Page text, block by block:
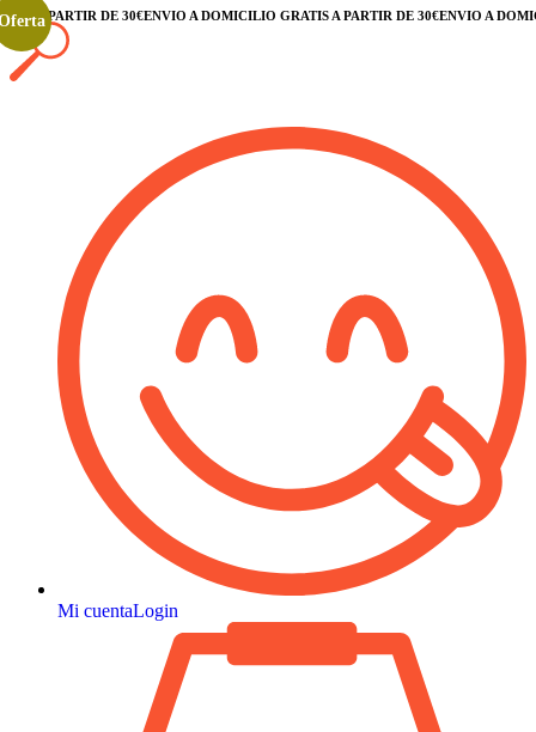
A PARTIR DE 30€ENVÍO A DOMICILIO GRATIS A PARTIR DE 30€ENVÍO A
Mi cuentaLogin